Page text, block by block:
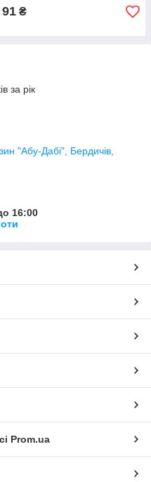
91 ₴
за рік
"Абу-Дабі", Бердичів,
16:00
Prom.ua